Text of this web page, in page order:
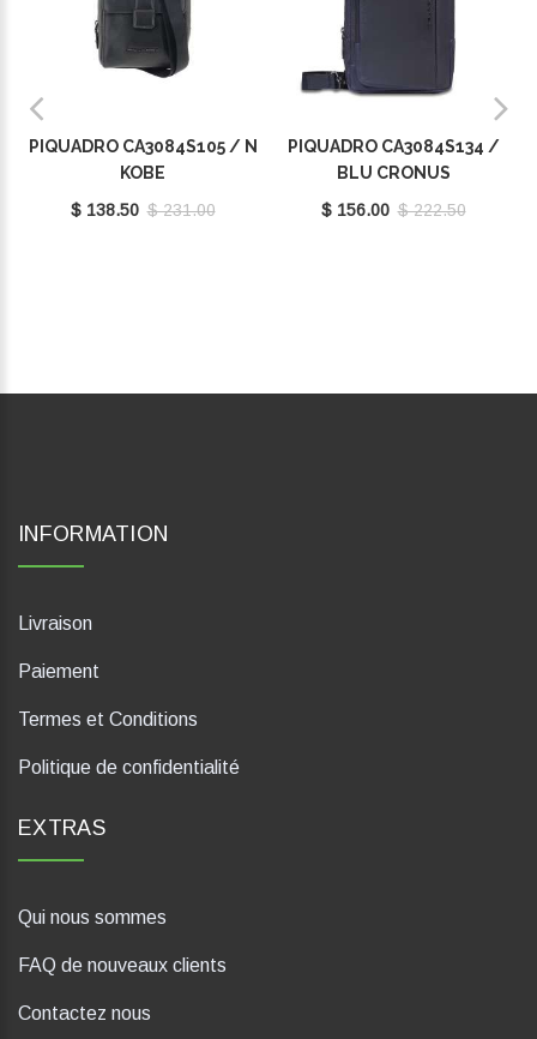
PIQUADRO CA3084S105 / N
KOBE
$ 138.50 $ 231.00
PIQUADRO CA3084S134 /
BLU CRONUS
$ 156.00 $ 222.50
INFORMATION
Livraison
Paiement
Termes et Conditions
Politique de confidentialité
EXTRAS
Qui nous sommes
FAQ de nouveaux clients
Contactez nous